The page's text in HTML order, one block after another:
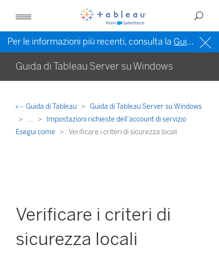
Per le informazioni più recenti, consulta la Guida di Tableau in inglese (Stati Uniti)
Guida di Tableau Server su Windows
Guida di Tableau
Guida di Tableau Server su Windows
...
Impostazioni richieste dell’account di servizio
Esegui come
Verificare i criteri di sicurezza locali
Verificare i criteri di
sicurezza locali